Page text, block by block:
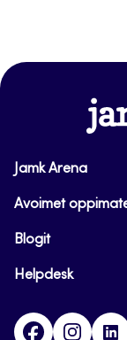
Jamk Arena
Avoimet
Blogit
Helpdesk
Facebook